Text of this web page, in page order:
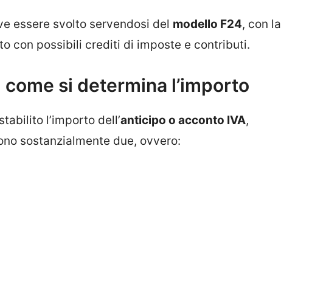
essere svolto servendosi del modello F24, con la
con possibili crediti di imposte e contributi.
si determina l’importo
l’importo dell’anticipo o acconto IVA,
sostanzialmente due, ovvero: